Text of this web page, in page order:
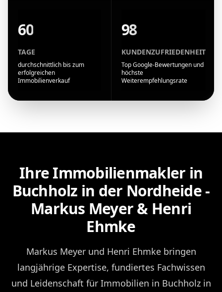
60
TAGE
durchschnittlich bis zum
erfolgreichen
Immobilienverkauf
98
KUNDENZUFRIEDENHEIT
Top Google-Bewertungen und
höchste
Weiterempfehlungsrate
Ihre Immobilienmakler in
Buchholz in der Nordheide -
Markus Meyer & Henri
Ehmke
Markus Meyer und Henri Ehmke bringen
langjährige Expertise, fundiertes Fachwissen
und Leidenschaft für Immobilien in Buchholz in